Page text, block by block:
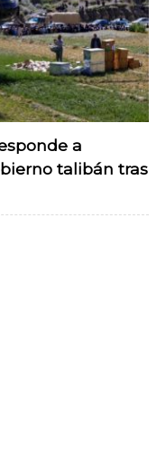
a
talibán tras